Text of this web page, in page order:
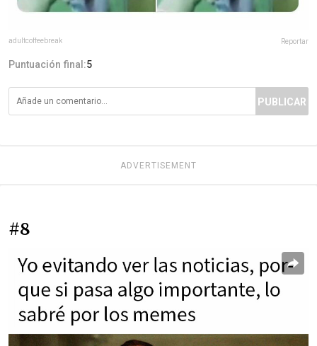
adultcoffeebreak Reportar
Puntuación final:5
PUBLICAR
ADVERTISEMENT
#8